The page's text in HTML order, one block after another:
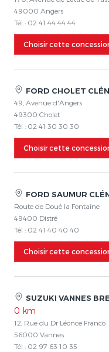
49000 Angers
Tél : 02 41 44 44 44
Choisir cette
FORD CHOLET
49, Avenue d'Angers
49300 Cholet
Tél : 02 41 30 30 30
Choisir cette
FORD SAUMUR
Route de Doué la Fontaine
49400 Distré
Tél : 02 41 40 40 40
Choisir cette
SUZUKI VANNES
0 km
12, Rue du Dr Léonce Franco
56000 Vannes
Tél : 02 97 63 10 35